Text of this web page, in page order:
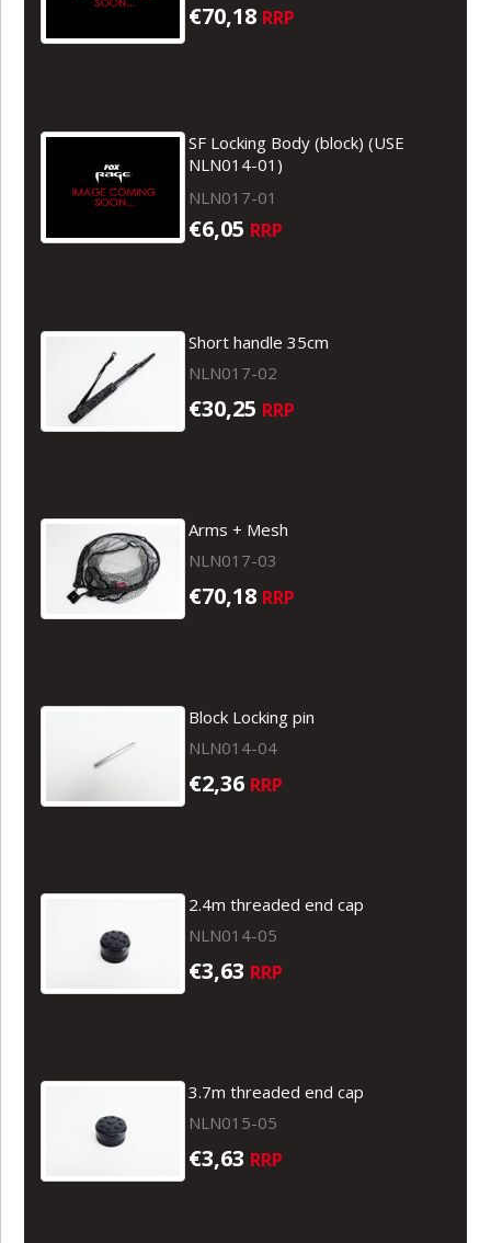
€70,18 RRP
SF Locking Body (block) (USE
NLN014-01)
NLN017-01
€6,05 RRP
Short handle 35cm
NLN017-02
€30,25 RRP
Arms + Mesh
NLN017-03
€70,18 RRP
Block Locking pin
NLN014-04
€2,36 RRP
2.4m threaded end cap
NLN014-05
€3,63 RRP
3.7m threaded end cap
NLN015-05
€3,63 RRP